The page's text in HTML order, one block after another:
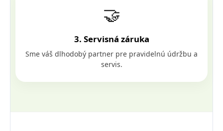
🤝
3. Servisná záruka
Sme váš dlhodobý partner pre pravidelnú údržbu a
servis.